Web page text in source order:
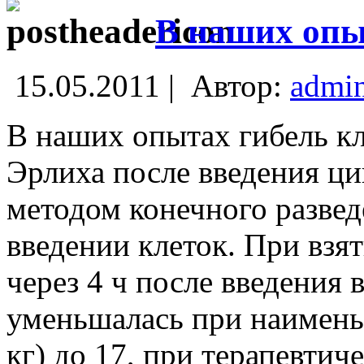
В наших
15.05.2011 | Автор:
В наших опытах гибель
Эрлиха после введения
методом конечного
введении клеток. При
через 4 ч после
уменьшалась при
кг) до 17, при